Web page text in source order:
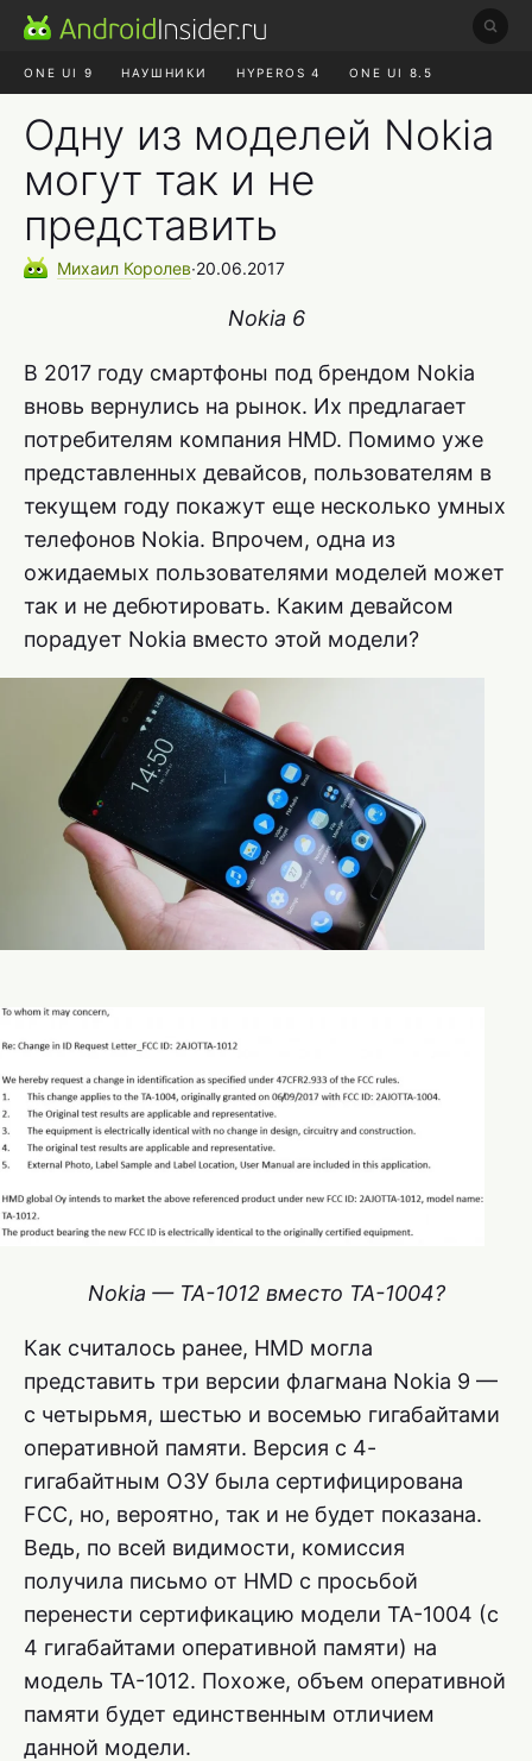
ONE UI 9 НАУШНИКИ HYPEROS 4 ONE UI 8.5
Одну из моделей Nokia
могут так и не
представить
Михаил Королев∙20.06.2017
Nokia 6
В 2017 году смартфоны под брендом Nokia
вновь вернулись на рынок. Их предлагает
потребителям компания HMD. Помимо уже
представленных девайсов, пользователям в
текущем году покажут еще несколько умных
телефонов Nokia. Впрочем, одна из
ожидаемых пользователями моделей может
так и не дебютировать. Каким девайсом
порадует Nokia вместо этой модели?
Nokia — TA-1012 вместо TA-1004?
Как считалось ранее, HMD могла
представить три версии флагмана Nokia 9 —
с четырьмя, шестью и восемью гигабайтами
оперативной памяти. Версия с 4-
гигабайтным ОЗУ была сертифицирована
FCC, но, вероятно, так и не будет показана.
Ведь, по всей видимости, комиссия
получила письмо от HMD с просьбой
перенести сертификацию модели TA-1004 (с
4 гигабайтами оперативной памяти) на
модель TA-1012. Похоже, объем оперативной
памяти будет единственным отличием
данной модели.